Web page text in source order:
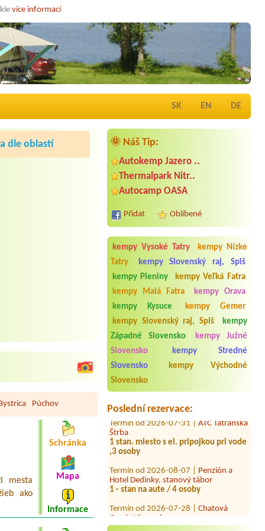
více informací
SK EN DE
🌞 Náš Tip:
Autokemp Jazero ..
Thermalpark Nitr..
Autocamp OASA
Přidat Oblíbené
kempy Vysoké Tatry
kempy Nízke
Tatry
kempy Slovenský raj, Spiš
kempy Pieniny
kempy Veľká Fatra
kempy Malá Fatra
kempy Orava
kempy Kysuce
kempy Gemer
kempy Slovenský raj, Spiš
kempy
Západné Slovensko
kempy Južné
Slovensko
kempy Stredné
Slovensko
kempy Východné
Slovensko
Poslední rezervace:
Termín od 2026-08-03 |
ATC Račkova
dve postele, dospela mam a dieta
Termín od 2026-07-31 |
Rybníky Opatovce
Termín od 2026-07-31 |
Štrba
1 stan. miesto s el. pripojkou pri vode
,3 osoby
Hotel Dedinky, stanový tábor
1 - stan na aute / 4 osoby
Osada Vincov les
Termín od 2026-07-27 |Penzión a
dle oblastí
Púchov
mesta
ako
Schránka
Mapa
Informace